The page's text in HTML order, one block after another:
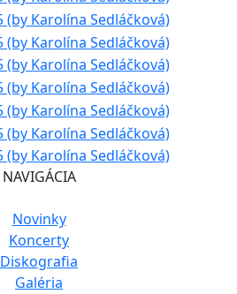
NAVIGÁCIA
Novinky
Koncerty
Diskografia
Galéria